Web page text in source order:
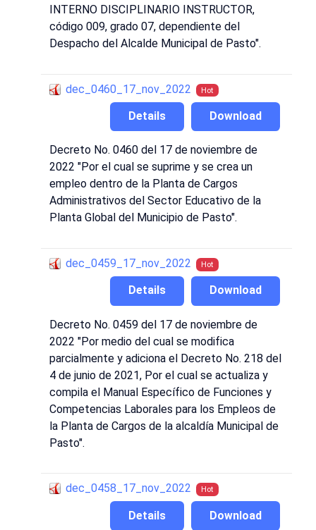
INTERNO DISCIPLINARIO INSTRUCTOR,
código 009, grado 07, dependiente del
Despacho del Alcalde Municipal de Pasto".
dec_0460_17_nov_2022 Hot
Download
Details
Decreto No. 0460 del 17 de noviembre de
2022 "Por el cual se suprime y se crea un
empleo dentro de la Planta de Cargos
Administrativos del Sector Educativo de la
Planta Global del Municipio de Pasto".
dec_0459_17_nov_2022 Hot
Download
Details
Decreto No. 0459 del 17 de noviembre de
2022 "Por medio del cual se modifica
parcialmente y adiciona el Decreto No. 218 del
4 de junio de 2021, Por el cual se actualiza y
compila el Manual Específico de Funciones y
Competencias Laborales para los Empleos de
la Planta de Cargos de la alcaldía Municipal de
Pasto".
dec_0458_17_nov_2022 Hot
Download
Details